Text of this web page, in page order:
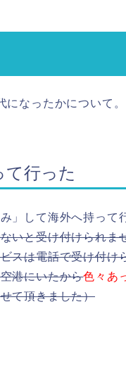
なったかについて。
て行った
」して海外へ持って
いと受け付けられま
スは電話で受け付け
港にいたから色々あ
て頂きました）